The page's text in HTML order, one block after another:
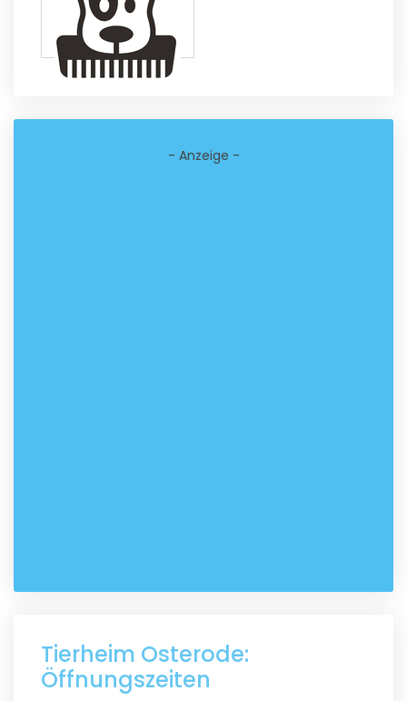
- Anzeige -
Tierheim Osterode:
Öffnungszeiten